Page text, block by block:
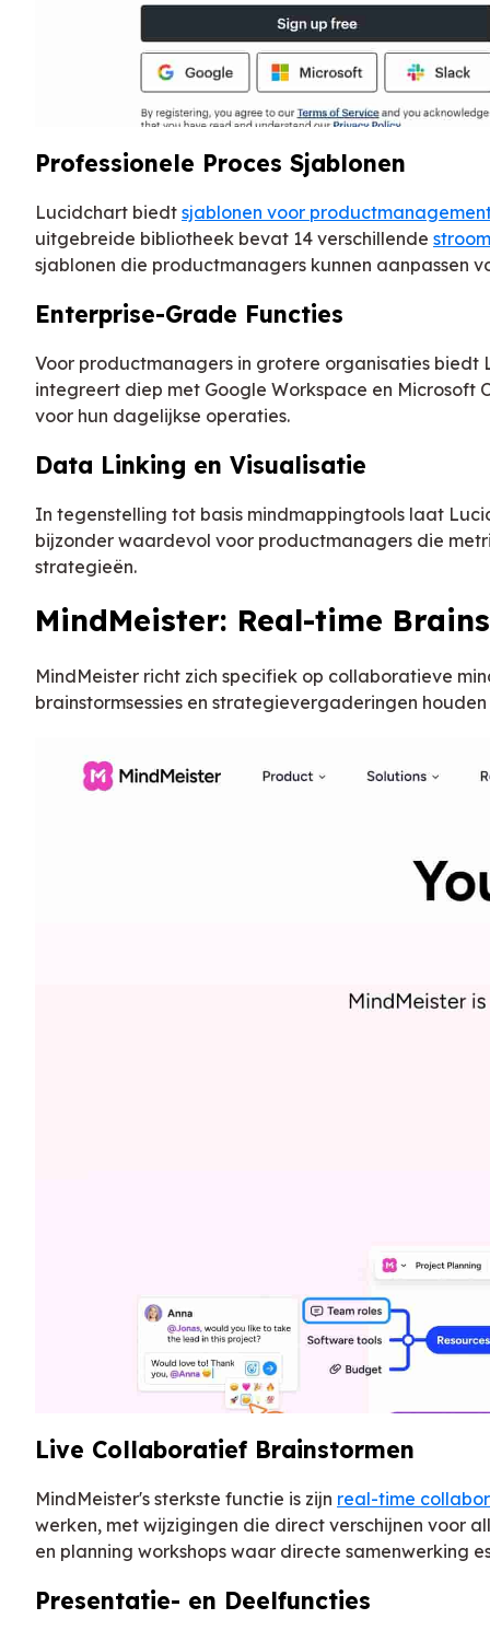
Professionele Proces Sjablonen
Lucidchart biedt sjablonen voor
uitgebreide bibliotheek bevat 14 verschillende
sjablonen die productmanagers kunnen aanpassen
Enterprise-Grade Functies
Voor productmanagers in grotere organisaties
integreert diep met Google Workspace en
voor hun dagelijkse operaties.
Data Linking en Visualisatie
In tegenstelling tot basis mindmappingtools laat
bijzonder waardevol voor productmanagers die
strategieën.
MindMeister: Real-time
MindMeister richt zich specifiek op collaboratieve
brainstormsessies en strategievergaderingen houden
Live Collaboratief Brainstormen
MindMeister's sterkste functie is zijn real-time
werken, met wijzigingen die direct verschijnen voor
en planning workshops waar directe samenwerking
Presentatie- en Deelfuncties